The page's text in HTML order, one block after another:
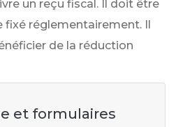
un reçu fiscal. Il doit être
fixé réglementairement. Il
de la réduction
et formulaires